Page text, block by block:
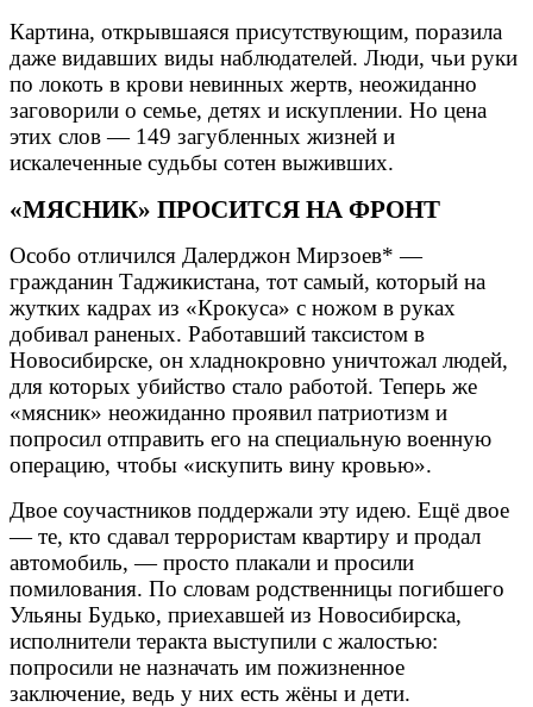
Картина, открывшаяся присутствующим, поразила
даже видавших виды наблюдателей. Люди, чьи руки
по локоть в крови невинных жертв, неожиданно
заговорили о семье, детях и искуплении. Но цена
этих слов — 149 загубленных жизней и
искалеченные судьбы сотен выживших.
«МЯСНИК» ПРОСИТСЯ НА ФРОНТ
Особо отличился Далерджон Мирзоев* —
гражданин Таджикистана, тот самый, который на
жутких кадрах из «Крокуса» с ножом в руках
добивал раненых. Работавший таксистом в
Новосибирске, он хладнокровно уничтожал людей,
для которых убийство стало работой. Теперь же
«мясник» неожиданно проявил патриотизм и
попросил отправить его на специальную военную
операцию, чтобы «искупить вину кровью».
Двое соучастников поддержали эту идею. Ещё двое
— те, кто сдавал террористам квартиру и продал
автомобиль, — просто плакали и просили
помилования. По словам родственницы погибшего
Ульяны Будько, приехавшей из Новосибирска,
исполнители теракта выступили с жалостью:
попросили не назначать им пожизненное
заключение, ведь у них есть жёны и дети.